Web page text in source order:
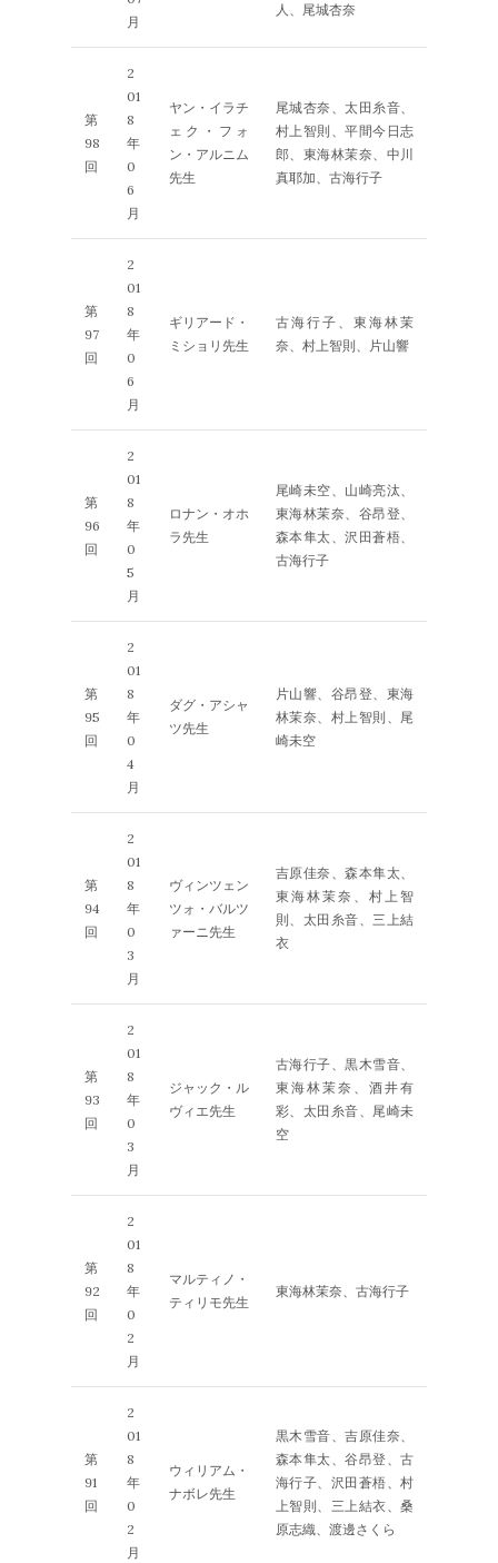
月
人、尾城杏奈
第
98
回
2
01
8
年
0
6
月
ヤン・イラチ
ェク・フォ
ン・アルニム
先生
尾城杏奈、太田糸音、
村上智則、平間今日志
郎、東海林茉奈、中川
真耶加、古海行子
第
97
回
2
01
8
年
0
6
月
ギリアード・
ミショリ先生
古海行子、東海林茉
奈、村上智則、片山響
第
96
回
2
01
8
年
0
5
月
ロナン・オホ
ラ先生
尾崎未空、山崎亮汰、
東海林茉奈、谷昂登、
森本隼太、沢田蒼梧、
古海行子
第
95
回
2
01
8
年
0
4
月
ダグ・アシャ
ツ先生
片山響、谷昂登、東海
林茉奈、村上智則、尾
崎未空
第
94
回
2
01
8
年
0
3
月
ヴィンツェン
ツォ・バルツ
ァーニ先生
吉原佳奈、森本隼太、
東海林茉奈、村上智
則、太田糸音、三上結
衣
第
93
回
2
01
8
年
0
3
月
ジャック・ル
ヴィエ先生
古海行子、黒木雪音、
東海林茉奈、酒井有
彩、太田糸音、尾崎未
空
第
92
回
2
01
8
年
0
2
月
マルティノ・
ティリモ先生
東海林茉奈、古海行子
第
91
回
2
01
8
年
0
2
月
ウィリアム・
ナボレ先生
黒木雪音、吉原佳奈、
森本隼太、谷昂登、古
海行子、沢田蒼梧、村
上智則、三上結衣、桑
原志織、渡邊さくら